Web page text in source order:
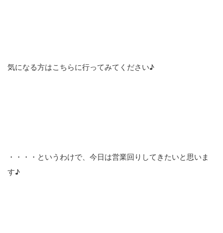
気になる方はこちらに行ってみてください♪
・・・・というわけで、今日は営業回りしてきたいと思いま
す♪